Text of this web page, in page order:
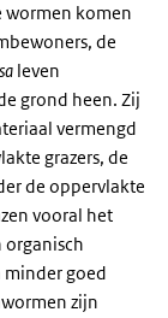
wormen komen
de
leven
grond heen. Zij
vermengd
grazers, de
de oppervlakte
vooral het
organisch
minder goed
zijn